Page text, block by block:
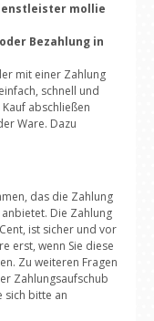
mollie
Bezahlung in
mit einer Zahlung
schnell und
abschließen
Ware. Dazu
das die Zahlung
Die Zahlung
ist sicher und vor
erst, wenn Sie diese
Zu weiteren Fragen
Zahlungsaufschub
sich bitte an